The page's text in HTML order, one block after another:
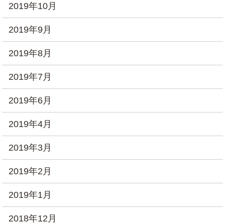
2019年10月
2019年9月
2019年8月
2019年7月
2019年6月
2019年4月
2019年3月
2019年2月
2019年1月
2018年12月